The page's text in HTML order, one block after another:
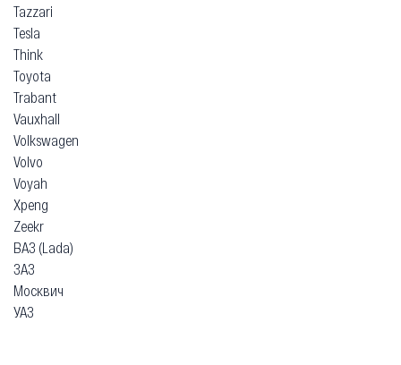
Tazzari
Tesla
Think
Toyota
Trabant
Vauxhall
Volkswagen
Volvo
Voyah
Xpeng
Zeekr
ВАЗ (Lada)
ЗАЗ
Москвич
УАЗ